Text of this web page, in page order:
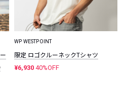
WP WESTPOINT
限定 ロゴクルーネックTシャツ
¥6,930 40%OFF